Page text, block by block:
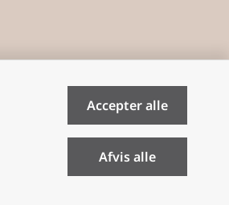
Accepter alle
Afvis alle